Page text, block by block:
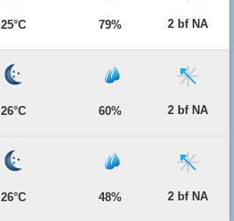
25°C 79% 2 bf ΝΑ
26°C 60% 2 bf ΝΑ
26°C 48% 2 bf ΝΑ